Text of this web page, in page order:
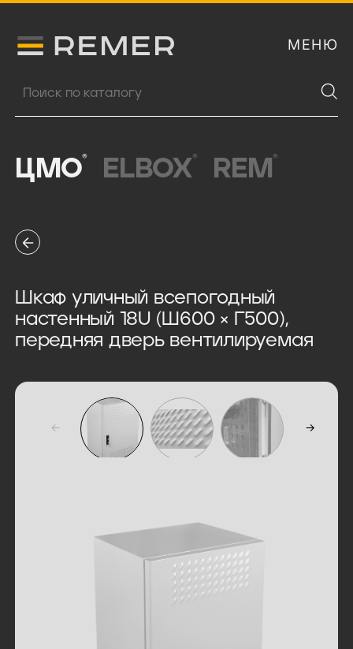
Логитип компании Remer МЕНЮ
Поиск продукции
ЦМО® ELBOX® REM ®
Шкаф уличный всепогодный
настенный 18U (Ш600 × Г500),
передняя дверь вентилируемая